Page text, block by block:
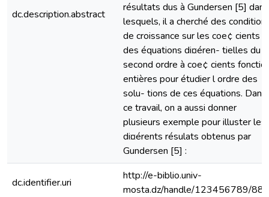
dc.description.abstract
résultats dus à Gundersen [5] dans
lesquels, il a cherché des
de croissance sur les coe¢ cients
des équations di¤éren- tielles du
second ordre à coe¢ cients
entières pour étudier l ordre des
solu- tions de ces équations. Dans
ce travail, on a aussi donner
plusieurs exemple pour illuster les
di¤érents résulats obtenus par
Gundersen [5] :
dc.identifier.uri
http://e-biblio.univ-
mosta.dz/handle/123456789/